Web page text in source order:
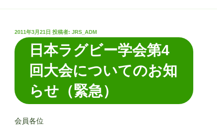
投
稿
日:
2011年3月21日 投稿者: JRS_ADM
日本ラグビー学会第4
回大会についてのお知
らせ（緊急）
会員各位